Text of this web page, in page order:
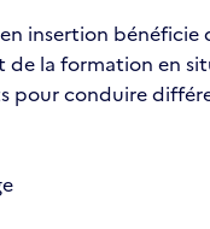
insertion bénéficie
de la formation en
pour conduire